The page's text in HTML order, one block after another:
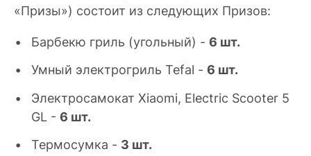
«Призы») состоит из следующих Призов:
Барбекю гриль (угольный) - 6 шт.
Умный электрогриль Tefal - 6 шт.
Электросамокат Xiaomi, Electric Scooter 5
GL - 6 шт.
Термосумка - 3 шт.